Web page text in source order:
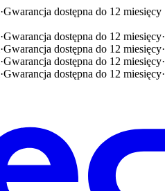
·Gwarancja dostępna do 12 miesięcy
·Gwarancja dostępna do 12 miesięcy·
·Gwarancja dostępna do 12 miesięcy·
·Gwarancja dostępna do 12 miesięcy·
·Gwarancja dostępna do 12 miesięcy·